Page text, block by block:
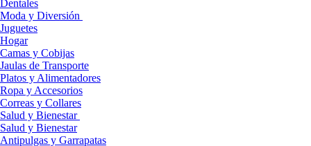
Dentales
Moda y Diversión
Juguetes
Hogar
Camas y Cobijas
Jaulas de Transporte
Platos y Alimentadores
Ropa y Accesorios
Correas y Collares
Salud y Bienestar
Salud y Bienestar
Antipulgas y Garrapatas